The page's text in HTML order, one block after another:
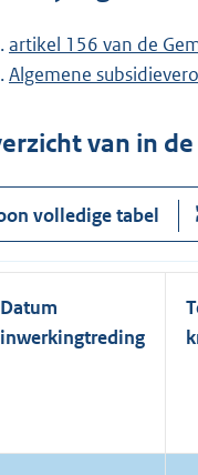
artikel 156 van de
Algemene
van in
volledige tabel
Datum
inwerkingtreding